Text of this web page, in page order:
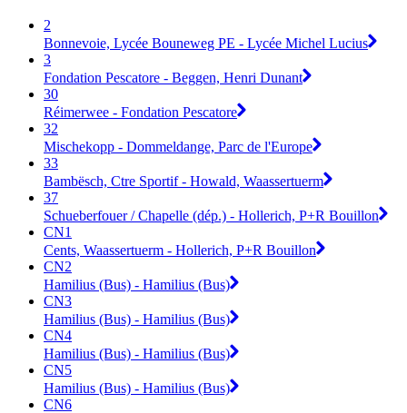
2
Bonnevoie, Lycée Bouneweg PE - Lycée Michel Lucius
3
Fondation Pescatore - Beggen, Henri Dunant
30
Réimerwee - Fondation Pescatore
32
Mischekopp - Dommeldange, Parc de l'Europe
33
Bambësch, Ctre Sportif - Howald, Waassertuerm
37
Schueberfouer / Chapelle (dép.) - Hollerich, P+R Bouillon
CN1
Cents, Waassertuerm - Hollerich, P+R Bouillon
CN2
Hamilius (Bus) - Hamilius (Bus)
CN3
Hamilius (Bus) - Hamilius (Bus)
CN4
Hamilius (Bus) - Hamilius (Bus)
CN5
Hamilius (Bus) - Hamilius (Bus)
CN6